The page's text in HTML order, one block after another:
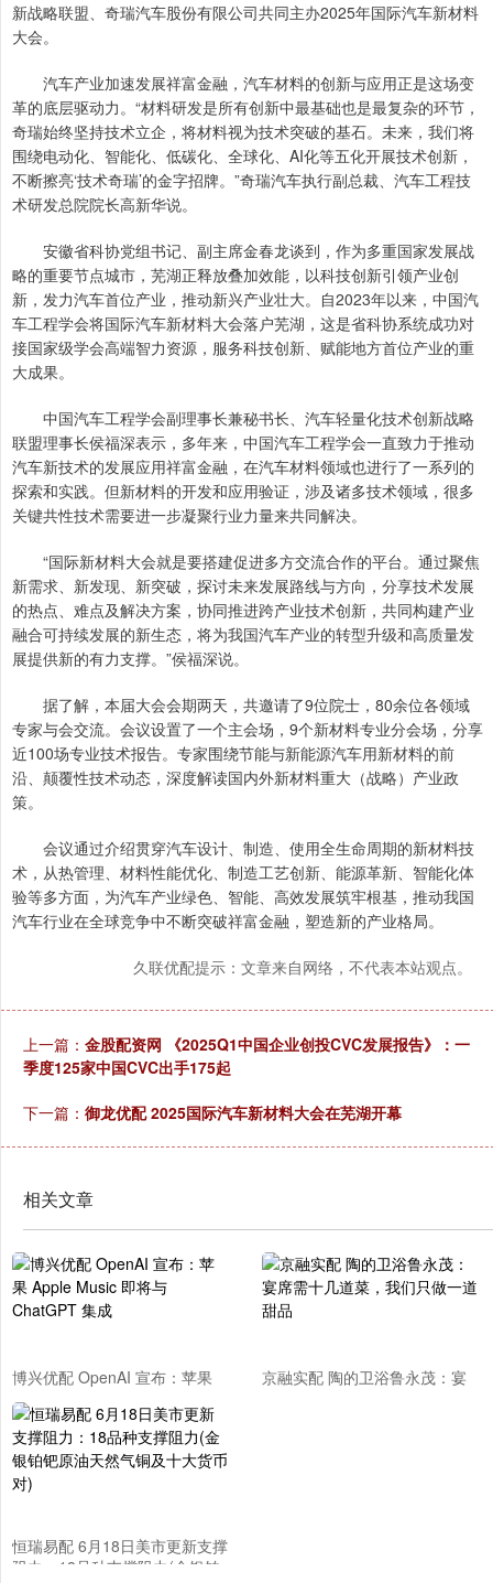
新战略联盟、奇瑞汽车股份有限公司共同主办2025年国际汽车新材料
大会。
汽车产业加速发展祥富金融，汽车材料的创新与应用正是这场变
革的底层驱动力。“材料研发是所有创新中最基础也是最复杂的环节，
奇瑞始终坚持技术立企，将材料视为技术突破的基石。未来，我们将
围绕电动化、智能化、低碳化、全球化、AI化等五化开展技术创新，
不断擦亮‘技术奇瑞’的金字招牌。”奇瑞汽车执行副总裁、汽车工程技
术研发总院院长高新华说。
安徽省科协党组书记、副主席金春龙谈到，作为多重国家发展战
略的重要节点城市，芜湖正释放叠加效能，以科技创新引领产业创
新，发力汽车首位产业，推动新兴产业壮大。自2023年以来，中国汽
车工程学会将国际汽车新材料大会落户芜湖，这是省科协系统成功对
接国家级学会高端智力资源，服务科技创新、赋能地方首位产业的重
大成果。
中国汽车工程学会副理事长兼秘书长、汽车轻量化技术创新战略
联盟理事长侯福深表示，多年来，中国汽车工程学会一直致力于推动
汽车新技术的发展应用祥富金融，在汽车材料领域也进行了一系列的
探索和实践。但新材料的开发和应用验证，涉及诸多技术领域，很多
关键共性技术需要进一步凝聚行业力量来共同解决。
“国际新材料大会就是要搭建促进多方交流合作的平台。通过聚焦
新需求、新发现、新突破，探讨未来发展路线与方向，分享技术发展
的热点、难点及解决方案，协同推进跨产业技术创新，共同构建产业
融合可持续发展的新生态，将为我国汽车产业的转型升级和高质量发
展提供新的有力支撑。”侯福深说。
据了解，本届大会会期两天，共邀请了9位院士，80余位各领域
专家与会交流。会议设置了一个主会场，9个新材料专业分会场，分享
近100场专业技术报告。专家围绕节能与新能源汽车用新材料的前
沿、颠覆性技术动态，深度解读国内外新材料重大（战略）产业政
策。
会议通过介绍贯穿汽车设计、制造、使用全生命周期的新材料技
术，从热管理、材料性能优化、制造工艺创新、能源革新、智能化体
验等多方面，为汽车产业绿色、智能、高效发展筑牢根基，推动我国
汽车行业在全球竞争中不断突破祥富金融，塑造新的产业格局。
久联优配提示：文章来自网络，不代表本站观点。
上一篇： 金股配资网 《2025Q1中国企业创投CVC发展报告》：一
季度125家中国CVC出手175起
下一篇： 御龙优配 2025国际汽车新材料大会在芜湖开幕
相关文章
博兴优配 OpenAI 宣布：苹果
Apple Music 即将与 ChatGPT
集成
京融实配 陶的卫浴鲁永茂：宴
恒瑞易配 6月18日美市更新支撑
阻力：18品种支撑阻力(金银铂